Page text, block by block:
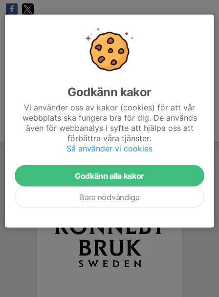
Godkänn kakor
Vi använder oss av kakor (cookies) för att vår
webbplats ska fungera bra för dig. De används
även för webbanalys i syfte att hjälpa oss att
förbättra våra tjänster.
Så använder vi cookies
Godkänn alla kakor
Bara nödvändiga